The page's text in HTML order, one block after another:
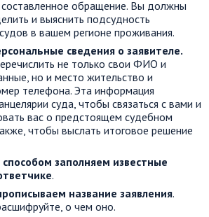
обращение. Вы должны
и выяснить подсудность
в вашем регионе проживания.
сведения о заявителе.
не только свои ФИО и
но и место жительство и
телефона. Эта информация
суда, чтобы связаться с вами и
вас о предстоящем судебном
чтобы выслать итоговое решение
заполняем известные
.
название заявления.
о чем оно.